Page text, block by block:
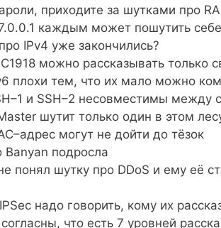
приходите за шутками про
каждым может пошутить
IPv4 уже закончились?
можно рассказывать только
плохи тем, что их мало можно
и SSH–2 несовместимы между
шутит только один в этом
могут не дойти до тёзок
Banyan подросла
понял шутку про DDoS и ему её
надо говорить, кому их
что есть 7 уровней